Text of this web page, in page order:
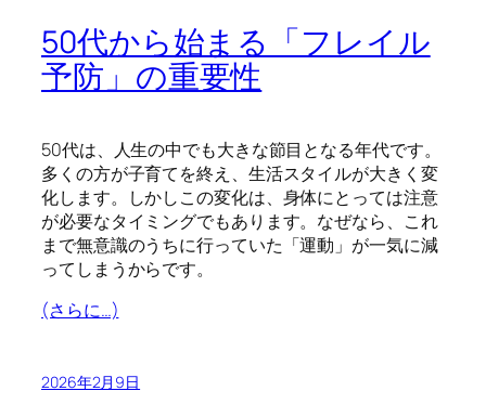
50代から始まる「フレイル
予防」の重要性
50代は、人生の中でも大きな節目となる年代です。
多くの方が子育てを終え、生活スタイルが大きく変
化します。しかしこの変化は、身体にとっては注意
が必要なタイミングでもあります。なぜなら、これ
まで無意識のうちに行っていた「運動」が一気に減
ってしまうからです。
(さらに…)
2026年2月9日